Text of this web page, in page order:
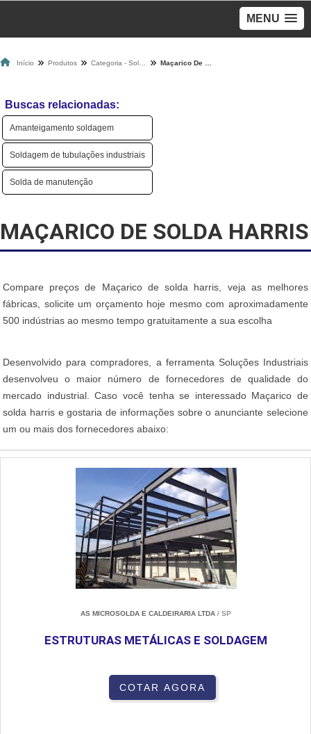
MENU
Início Produtos
Buscas relacionadas:
Amanteigamento soldagem
Soldagem de tubulações industriais
Solda de manutenção
MAÇARICO DE SOLDA HARRIS
Compare preços de Maçarico de solda harris, veja as melhores
fábricas, solicite um orçamento hoje mesmo com aproximadamente
500 indústrias ao mesmo tempo gratuitamente a sua escolha
Desenvolvido para compradores, a ferramenta Soluções Industriais
desenvolveu o maior número de fornecedores de qualidade do
mercado industrial. Caso você tenha se interessado Maçarico de
solda harris e gostaria de informações sobre o anunciante selecione
um ou mais dos fornecedores abaixo:
AS MICROSOLDA E CALDEIRARIA LTDA/ SP
ESTRUTURAS METÁLICAS E SOLDAGEM
COTAR AGORA